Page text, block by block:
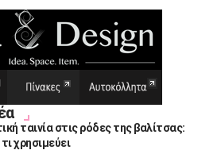
ταινία στις ρόδες της βαλίτσας:
χρησιμεύει